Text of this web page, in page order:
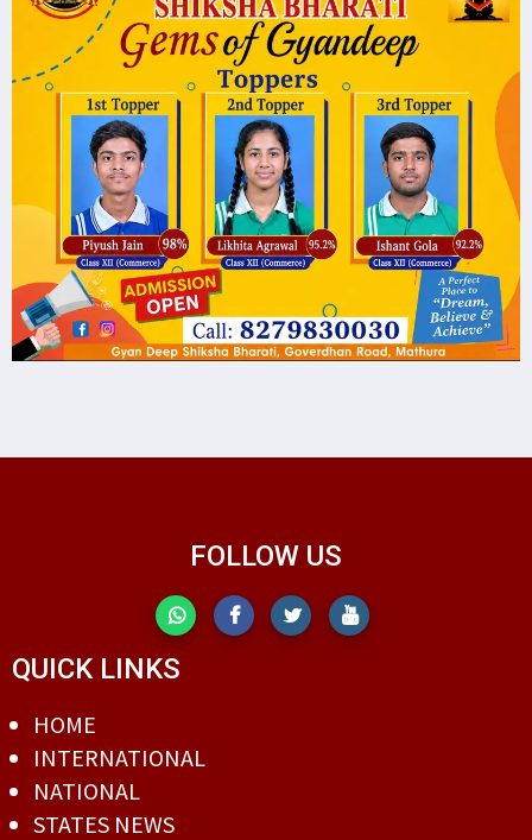
FOLLOW US
QUICK LINKS
HOME
INTERNATIONAL
NATIONAL
STATES NEWS